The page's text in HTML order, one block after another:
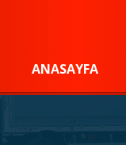
ANASAYFA